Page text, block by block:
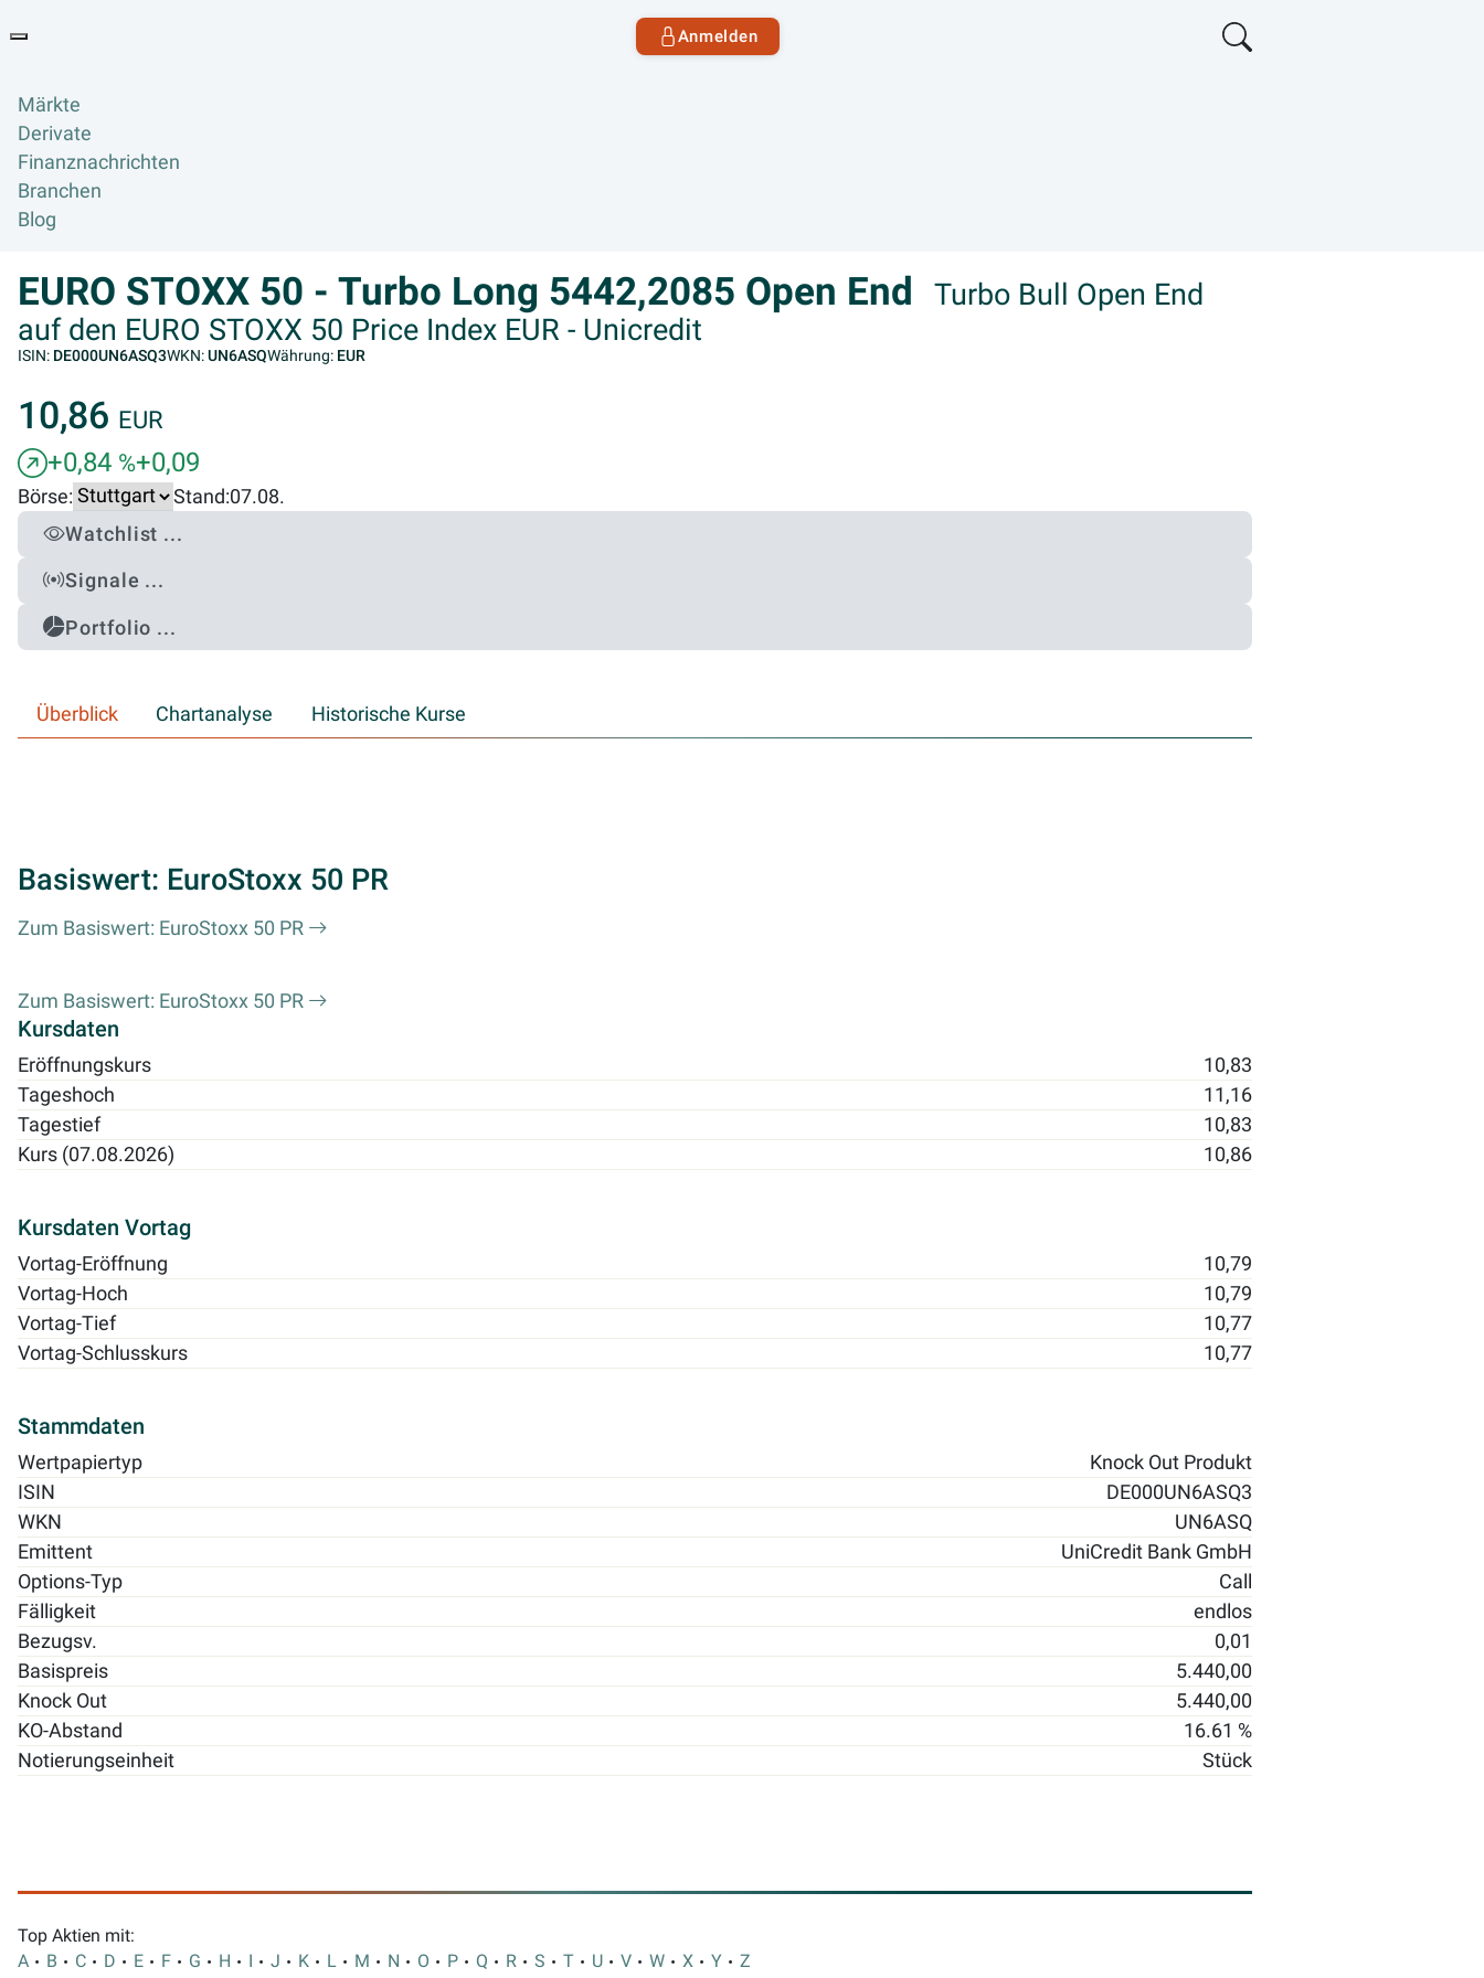
Anmelden
Märkte
Derivate
Finanznachrichten
Branchen
Blog
EURO STOXX 50 - Turbo Long 5442,2085 Open End
Turbo Bull Open End
auf den EURO STOXX 50 Price Index EUR - Unicredit
ISIN: DE000UN6ASQ3WKN:UN6ASQWährung: EUR
10,86 EUR
+0,84 %+0,09
Börse: Stand:07.08.
Watchlist ...
Signale ...
Portfolio ...
Überblick Chartanalyse Historische Kurse
Basiswert: EuroStoxx 50 PR
Zum Basiswert: EuroStoxx 50 PR
Zum Basiswert: EuroStoxx 50 PR
Kursdaten
Eröffnungskurs
10,83
Tageshoch
11,16
Tagestief
10,83
Kurs (07.08.2026)
10,86
Kursdaten Vortag
Vortag-Eröffnung
10,79
Vortag-Hoch
10,79
Vortag-Tief
10,77
Vortag-Schlusskurs
10,77
Stammdaten
Wertpapiertyp
Knock Out Produkt
ISIN
DE000UN6ASQ3
WKN
UN6ASQ
Emittent
UniCredit Bank GmbH
Options-Typ
Call
Fälligkeit
endlos
Bezugsv.
0,01
Basispreis
5.440,00
Knock Out
5.440,00
KO-Abstand
16.61 %
Notierungseinheit
Stück
Top Aktien mit:
A
B C D E F G H I J K L M N O P Q R S T U V W X Y Z